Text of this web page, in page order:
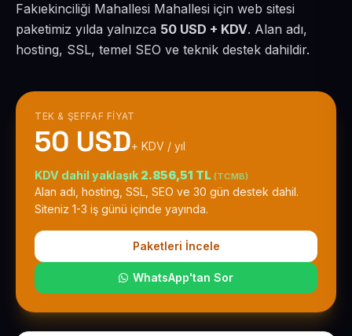
Fakıekinciliği Mahallesi Mahallesi için web sitesi
paketimiz yılda yalnızca 50 USD + KDV. Alan adı,
hosting, SSL, temel SEO ve teknik destek dahildir.
TEK & ŞEFFAF FIYAT
50 USD+ KDV / yıl
KDV dahil yaklaşık 2.856,51 TL (TCMB)
Alan adı, hosting, SSL, SEO ve 30 gün destek dahil.
Siteniz 1-3 iş günü içinde yayında.
Paketleri İncele
WhatsApp'tan Sor